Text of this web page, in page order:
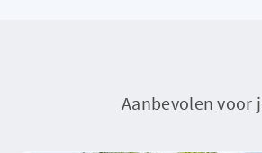
Aanbevolen voor